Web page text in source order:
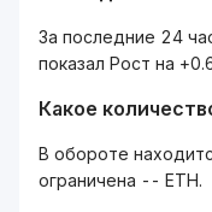
За последние 24
показал Рост на
Какое
В обороте
ограничена -- ETH.